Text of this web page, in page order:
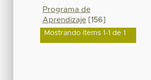
Programa de
Aprendizaje[156]
Mostrando ítems 1-1 de 1